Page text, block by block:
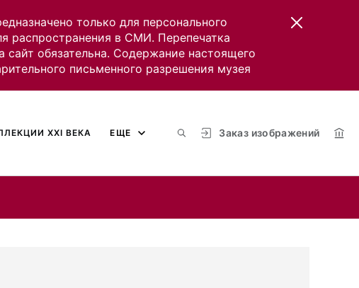
только для персонального
распространения в СМИ. Перепечатка
обязательна. Содержание настоящего
письменного разрешения музея
Заказ изображений
XXI ВЕКА ЕЩЕ